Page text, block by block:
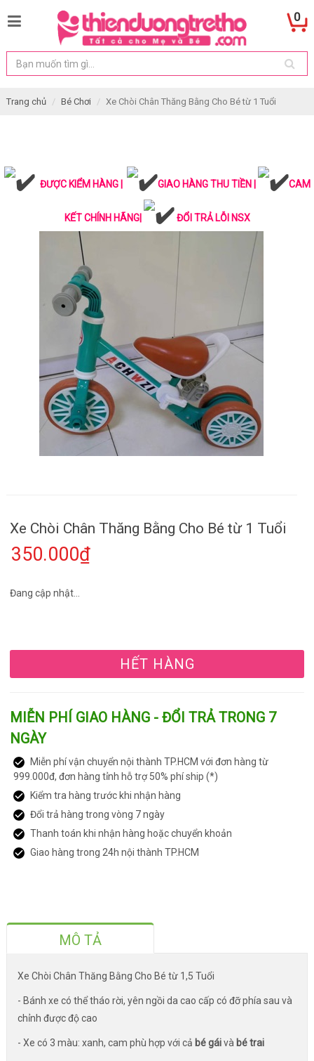
0
Trang chủ Bé Chơi Xe Chòi Chân Thăng Bằng Cho Bé từ 1 Tuổi
ĐƯỢC KIỂM HÀNG | GIAO HÀNG THU TIỀN | CAM
KẾT CHÍNH HÃNG| ĐỔI TRẢ LỖI NSX
Xe Chòi Chân Thăng Bằng Cho Bé từ 1 Tuổi
350.000₫
Đang cập nhật...
HẾT HÀNG
MIỄN PHÍ GIAO HÀNG - ĐỔI TRẢ TRONG 7
NGÀY
Miễn phí vận chuyển nội thành TP.HCM với đơn hàng từ
999.000đ, đơn hàng tỉnh hỗ trợ 50% phí ship (*)
Kiểm tra hàng trước khi nhận hàng
Đổi trả hàng trong vòng 7 ngày
Thanh toán khi nhận hàng hoặc chuyển khoản
Giao hàng trong 24h nội thành TP.HCM
MÔ TẢ
Xe Chòi Chân Thăng Bằng Cho Bé từ 1,5 Tuổi
- Bánh xe có thể tháo rời, yên ngồi da cao cấp có đỡ phía sau và
chỉnh được độ cao
- Xe có 3 màu: xanh, cam phù hợp với cả bé gáivà bé trai